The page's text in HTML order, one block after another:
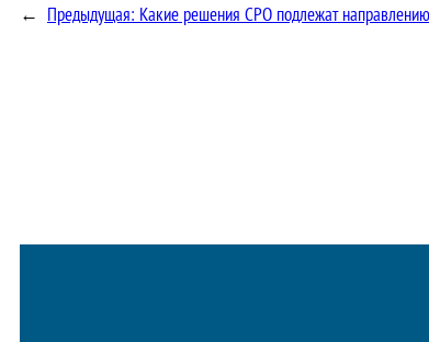
← Предыдущая: Какие решения СРО подлежат